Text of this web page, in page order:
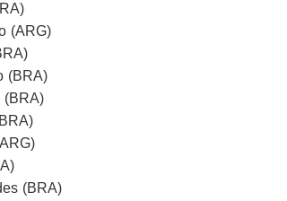
(ARG)
(BRA)
(BRA)
(BRA)